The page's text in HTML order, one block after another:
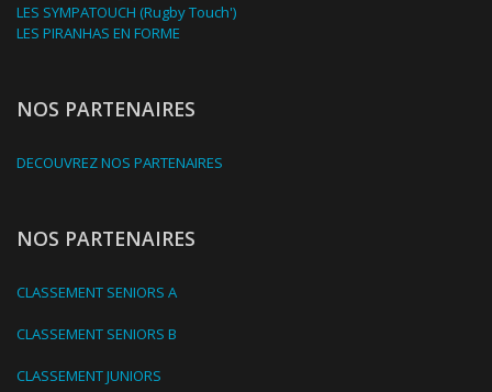
LES SYMPATOUCH (Rugby Touch')
LES PIRANHAS EN FORME
NOS PARTENAIRES
DECOUVREZ NOS PARTENAIRES
NOS PARTENAIRES
CLASSEMENT SENIORS A
CLASSEMENT SENIORS B
CLASSEMENT JUNIORS